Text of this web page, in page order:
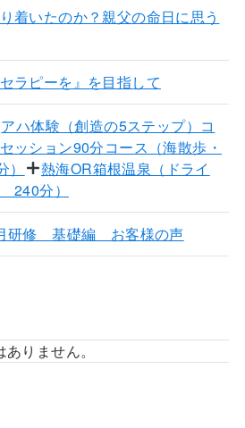
着いたのか？親父の命日に思う
ラピーを』を目指して
アハ体験（創造の5ステップ）コ
ョン90分コース（海散歩・
熱海OR箱根温泉（ドライ
240分）
研修 基礎編 お客様の声
りません。